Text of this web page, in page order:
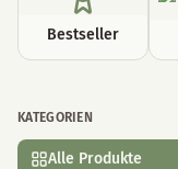
Bestseller
KATEGORIEN
Alle Produkte